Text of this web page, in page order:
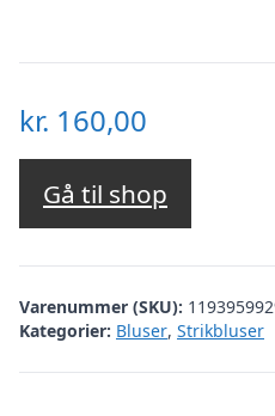
kr. 160,00
Gå til shop
Varenummer (SKU):
Kategorier: Bluser, Strikbluser